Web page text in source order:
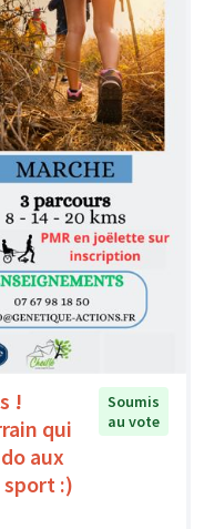
!
qui
aux
sport :)
Soumis
au vote